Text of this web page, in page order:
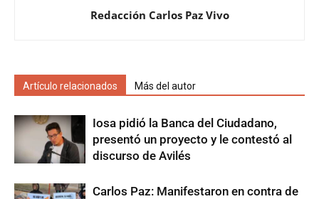
Redacción Carlos Paz Vivo
Artículo relacionados Más del autor
Iosa pidió la Banca del Ciudadano,
presentó un proyecto y le contestó al
discurso de Avilés
Carlos Paz: Manifestaron en contra de